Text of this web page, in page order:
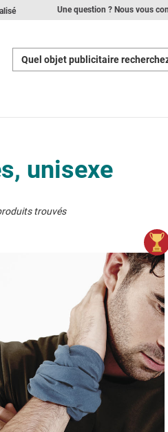
Une question ? Nous vous
Quel objet publicitaire
unisexe
trouvés